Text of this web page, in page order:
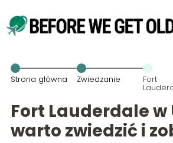
Strona główna Zwiedzanie Fort
Fort Lauderdale w
warto zwiedzić i